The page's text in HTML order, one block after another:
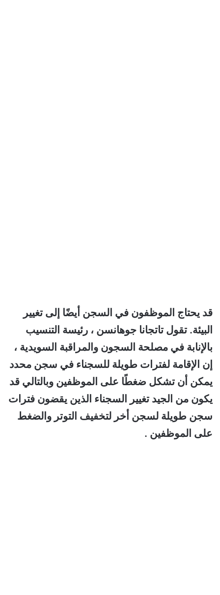
قد يحتاج الموظفون في السجن أيضًا إلى تغيير
البيئة. تقول تاتجانا جوهانسن ، رئيسة التنسيب
بالإنابة في مصلحة السجون والمراقبة السويدية ،
إن الإقامة لفترات طويلة للسجناء في سجن محدد
يمكن أن تشكل ضغطًا على الموظفين وبالتالي قد
يكون من الجيد تغيير السجناء الذين يقضون فترات
سجن طويلة لسجن أخر لتخفيف التوتر والضغط
على الموظفين .